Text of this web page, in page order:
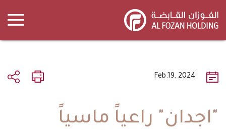
main
Feb.19, 2024
"اجدان" راعياً ماسياً